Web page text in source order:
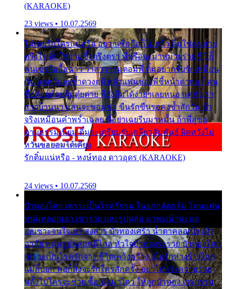
(KARAOKE)
23 views • 10.07.2569
ไม่เคยรักใครแน่หรือ อยากเชื่อถือก็ไม่กล้า ติ๋มใช่คนสวย
ตรึงใจ ติ๋มใช่งามซึ้งตรึงตรา พี่หรือจะมาหมายร่วมชีวี ก็
คนเขาลืออื้อฉาว ว่าสาวๆรุมตอมพี่ ติ๋มอยากรับรักเหมือน
กัน แต่หวั่นจะช้ำดวงฤดี กลัวแฟนของพี่ชี้หน้าด่าทอ ก็คน
ชื่อต๋อยต้อยตุ้มตุ๋ยต่าย พี่ยังลืมได้ง่ายๆเลยหนอ แค่ตัวเรา
สาวบ้านนา แสนจะซอมซ่อ ขืนรักขืนรอคงช้ำสักวัน ถ้า
จริงเหมือนคำพร่ำเฉลย พี่อย่าเฉยรีบมาหมั้น ถ้าพี่สู่ขอ
ตามธรรมเนียม ติ๋มจะเตรียมรับเกลียวสัมพันธ์ ผิดหวังไม่
หวั่นขอยอมได้เคียง
รักติ๋มแน่หรือ - หงษ์ทอง ดาวอุดร (KARAOKE)
24 views • 10.07.2569
บัวทองโศก เพราะเป็นโรครักรุม ในอกกลัดกลุ้ม โดนแฟน
หนุ่มหลอกเอา เขารวย และรูปหล่อ มาพะเน้าพะนอ
ออเซาะจนใจเบา สงสาร บัวทองเศร้า น้ำตาคลอเบ้า เฝ้า
อาลัย หนุ่มรูปหล่อหนีไกล หัวใจบัวทองระรวย บัวทองโศก
เพราะเป็นโรครักจาง ชีวิตเคว้งคว้าง เมื่อรักห่างร้างไกล
แม่ก็บอก พ่อก็สั่งจะรักใครสักครั้ง อย่าไปหวังความรวย
พลั้งไปใครจะช่วย ซื้อเปลมาไกว ให้ลูกบัวทอง เวรกรรม